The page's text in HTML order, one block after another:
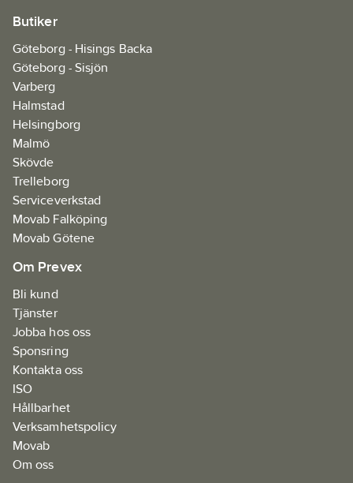
Butiker
Göteborg - Hisings Backa
Göteborg - Sisjön
Varberg
Halmstad
Helsingborg
Malmö
Skövde
Trelleborg
Serviceverkstad
Movab Falköping
Movab Götene
Om Prevex
Bli kund
Tjänster
Jobba hos oss
Sponsring
Kontakta oss
ISO
Hållbarhet
Verksamhetspolicy
Movab
Om oss